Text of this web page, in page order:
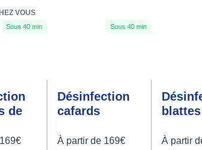
VOUS
Sous 40 min
de
Sous 40 min
Désinfection
cafards
À partir de 169€
blattes
À partir